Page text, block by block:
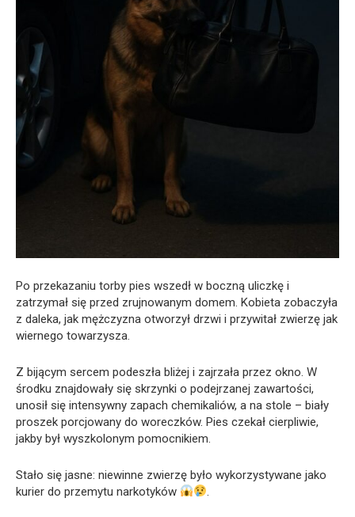
Po przekazaniu torby pies wszedł w boczną uliczkę i
zatrzymał się przed zrujnowanym domem. Kobieta zobaczyła
z daleka, jak mężczyzna otworzył drzwi i przywitał zwierzę jak
wiernego towarzysza.
Z bijącym sercem podeszła bliżej i zajrzała przez okno. W
środku znajdowały się skrzynki o podejrzanej zawartości,
unosił się intensywny zapach chemikaliów, a na stole – biały
proszek porcjowany do woreczków. Pies czekał cierpliwie,
jakby był wyszkolonym pomocnikiem.
Stało się jasne: niewinne zwierzę było wykorzystywane jako
kurier do przemytu narkotyków
.